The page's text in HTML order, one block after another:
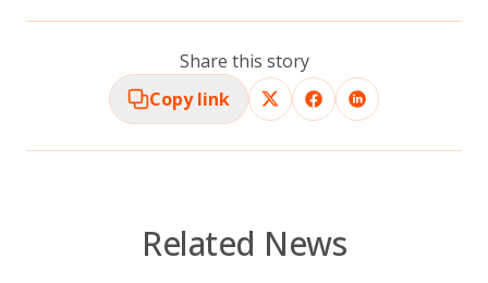
Share this story
Copy link
Related News